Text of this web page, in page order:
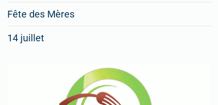
Fête des Mères
14 juillet